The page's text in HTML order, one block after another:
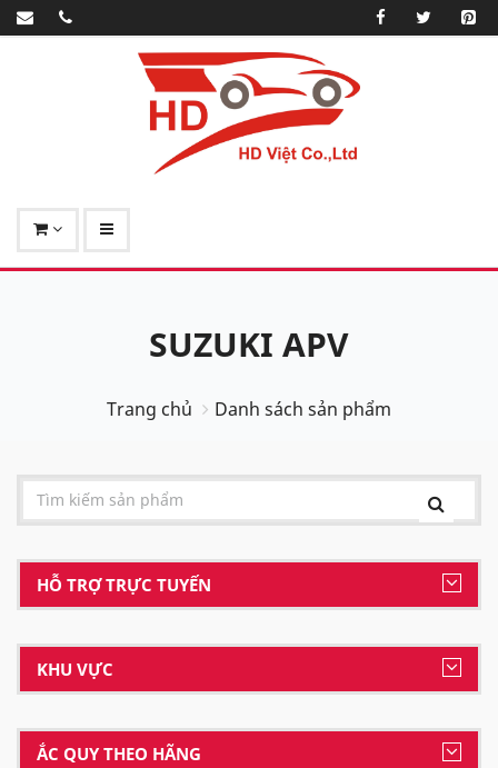
SUZUKI APV
Trang chủ Danh sách sản phẩm
HỖ TRỢ TRỰC TUYẾN
KHU VỰC
ẮC QUY THEO HÃNG